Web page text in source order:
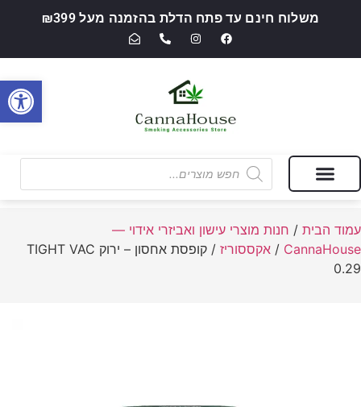
משלוח חינם עד פתח הדלת בהזמנה מעל ₪399
עמוד הבית / חנות מוצרי עישון ואביזרי אידוי —
CannaHouse
/ אקססוריז
/ קופסת אחסון – ירוק TIGHT VAC
0.29
פתח